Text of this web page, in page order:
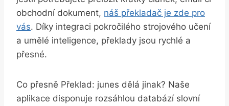
obchodní dokument, náš překladač je zde pro
vás. Díky integraci pokročilého strojového učení
a umělé inteligence, překlady jsou rychlé a
přesné.
Co přesně Překlad: junes dělá jinak? Naše‌
aplikace disponuje​ rozsáhlou databází slovní